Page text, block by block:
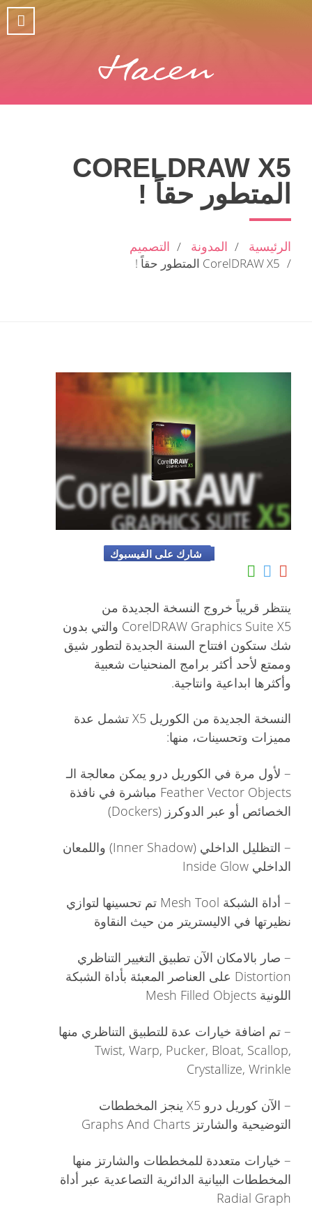
CORELDRAW X5
المتطور حقاً !
الرئيسية المدونة
التصميم
CorelDRAW X5 المتطور حقاً !
شارك على الفيسبوك
ينتظر قريباً خروج النسخة الجديدة من
CorelDRAW Graphics Suite X5 والتي بدون
شك ستكون افتتاح السنة الجديدة لتطور شيق
وممتع لأحد أكثر برامج المنحنيات شعبية
وأكثرها ابداعية وانتاجية.
النسخة الجديدة من الكوريل X5 تشمل عدة
مميزات وتحسينات، منها:
– لأول مرة في الكوريل درو يمكن معالجة الـ
Feather Vector Objects مباشرة في نافذة
الخصائص أو عبر الدوكرز (Dockers)
–
التظليل الداخلي (Inner Shadow) واللمعان
الداخلي Inside Glow
–
أداة الشبكة Mesh Tool تم تحسينها لتوازي
نظيرتها في الاليستريتر من حيث النقاوة
– صار بالامكان الآن تطبيق التغيير التناظري
Distortion على العناصر المعبئة بأداة الشبكة
اللونية Mesh Filled Objects
– تم اضافة خيارات عدة للتطبيق التناظري منها
Twist, Warp, Pucker, Bloat, Scallop,
Crystallize, Wrinkle
–
الآن كوريل درو X5 ينجز المخططات
التوضيحية والشارتز Graphs And Charts
– خيارات متعددة للمخططات والشارتز منها
المخططات البيانية الدائرية التصاعدية عبر أداة
Radial Graph